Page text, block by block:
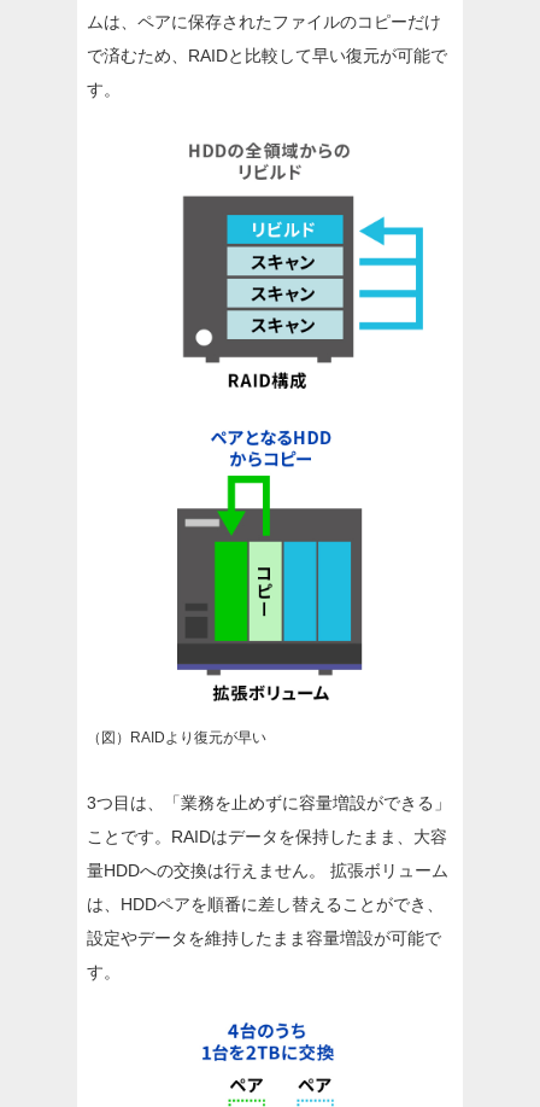
ムは、ペアに保存されたファイルのコピーだけ
で済むため、RAIDと比較して早い復元が可能で
す。
（図）RAIDより復元が早い
3つ目は、「業務を止めずに容量増設ができる」
ことです。RAIDはデータを保持したまま、大容
量HDDへの交換は行えません。 拡張ボリューム
は、HDDペアを順番に差し替えることができ、
設定やデータを維持したまま容量増設が可能で
す。